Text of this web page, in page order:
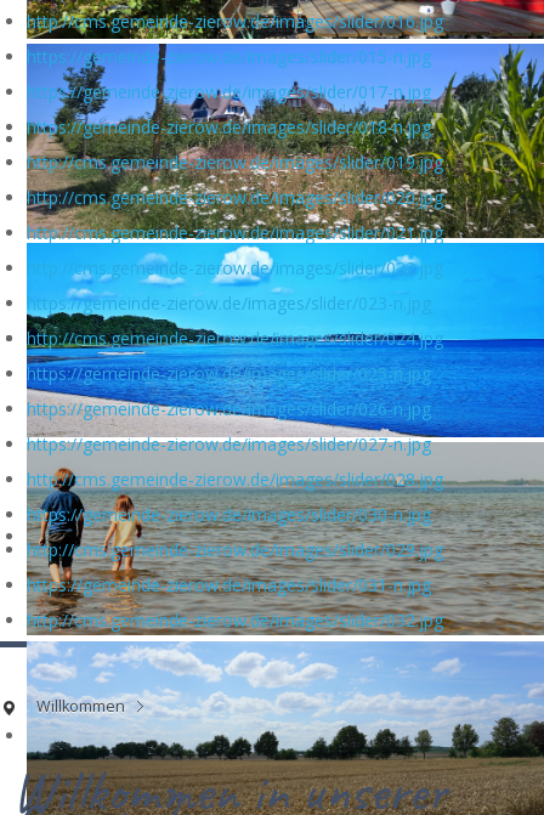
http://cms.gemeinde-zierow.de/images/slider/016.jpg
https://gemeinde-zierow.de/images/slider/015-n.jpg
https://gemeinde-zierow.de/images/slider/017-n.jpg
https://gemeinde-zierow.de/images/slider/018-n.jpg
http://cms.gemeinde-zierow.de/images/slider/019.jpg
http://cms.gemeinde-zierow.de/images/slider/020.jpg
http://cms.gemeinde-zierow.de/images/slider/021.jpg
http://cms.gemeinde-zierow.de/images/slider/022.jpg
https://gemeinde-zierow.de/images/slider/023-n.jpg
http://cms.gemeinde-zierow.de/images/slider/024.jpg
https://gemeinde-zierow.de/images/slider/025-n.jpg
https://gemeinde-zierow.de/images/slider/026-n.jpg
https://gemeinde-zierow.de/images/slider/027-n.jpg
http://cms.gemeinde-zierow.de/images/slider/028.jpg
https://gemeinde-zierow.de/images/slider/030-n.jpg
http://cms.gemeinde-zierow.de/images/slider/029.jpg
https://gemeinde-zierow.de/images/slider/031-n.jpg
http://cms.gemeinde-zierow.de/images/slider/032.jpg
Willkommen
Willkommen in unserer